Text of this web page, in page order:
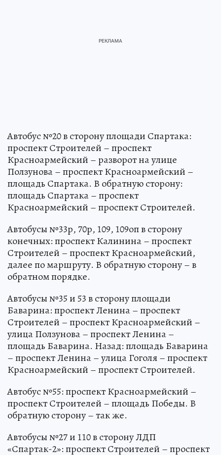
Автобус №20 в сторону площади Спартака:
проспект Строителей – проспект
Красноармейский – разворот на улице
Ползунова – проспект Красноармейский –
площадь Спартака. В обратную сторону:
площадь Спартака – проспект
Красноармейский – проспект Строителей.
Автобусы №33р, 70р, 109, 109оп в сторону
конечных: проспект Калинина – проспект
Строителей – проспект Красноармейский,
далее по маршруту. В обратную сторону – в
обратном порядке.
Автобусы №35 и 53 в сторону площади
Баварина: проспект Ленина – проспект
Строителей – проспект Красноармейский –
улица Ползунова – проспект Ленина –
площадь Баварина. Назад: площадь Баварина
– проспект Ленина – улица Гоголя – проспект
Красноармейский – проспект Строителей.
Автобус №55: проспект Красноармейский –
проспект Строителей – площадь Победы. В
обратную сторону – так же.
Автобусы №27 и 110 в сторону ЛДП
«Спартак-2»: проспект Строителей – проспект